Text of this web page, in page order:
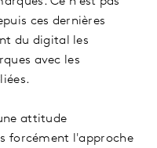
ces dernières
du digital les
avec les
attitude
forcément l'approche